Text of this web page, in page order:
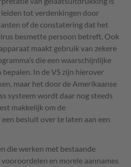
leiden tot verdenkingen door
of de constatering dat het
besmette persoon betreft. Ook
maakt gebruik van zekere
die een waarschijnlijke
In de VS zijn hierover
maar het door de Amerikaanse
systeem wordt daar nog steeds
makkelijk om de
besluit over te laten aan een
die werken met bestaande
en morele aannames